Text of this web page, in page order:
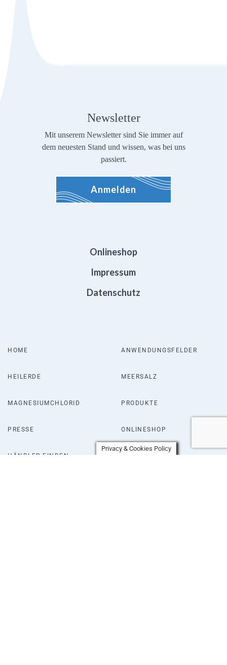
Newsletter
Mit unserem Newsletter sind Sie immer auf
dem neuesten Stand und wissen, was bei uns
passiert.
Anmelden
Onlineshop
Impressum
Datenschutz
HOME ANWENDUNGSFELDER
HEILERDE MEERSALZ
MAGNESIUMCHLORID PRODUKTE
PRESSE ONLINESHOP
HÄNDLER FINDEN
Privacy & Cookies Policy